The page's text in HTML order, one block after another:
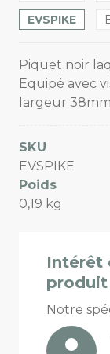
EVSPIKE
Piquet noir
Equipé avec
largeur
SKU
EVSPIKE
Poids
0,19 kg
Intérêt
produit
Notre